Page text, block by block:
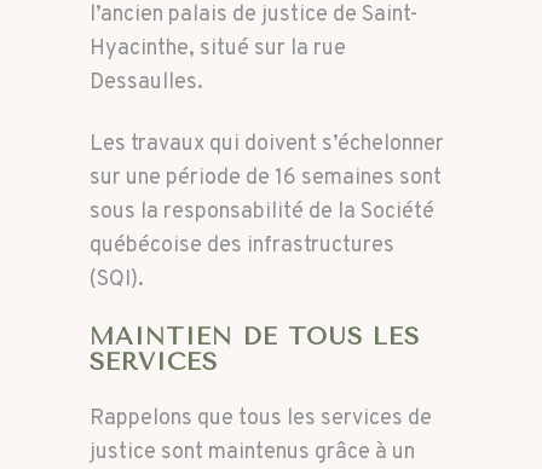
l’ancien palais de justice de Saint-
Hyacinthe, situé sur la rue
Dessaulles.
Les travaux qui doivent s’échelonner
sur une période de 16 semaines sont
sous la responsabilité de la Société
québécoise des infrastructures
(SQI).
MAINTIEN DE TOUS LES
SERVICES
Rappelons que tous les services de
justice sont maintenus grâce à un